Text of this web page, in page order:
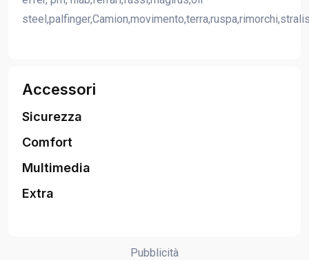
Accessori
Sicurezza
Comfort
Multimedia
Extra
Pubblicità